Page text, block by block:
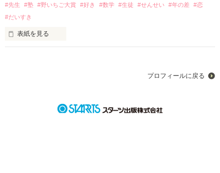
#先生 #塾 #野いちご大賞 #好き #数学 #生徒 #せんせい #年の差
#恋
#だいすき
表紙を見る
プロフィールに戻る